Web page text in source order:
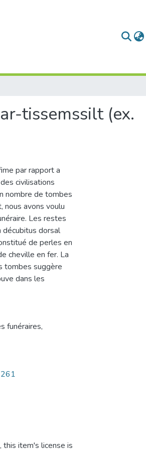
tissemssilt (ex.
par rapport a
civilisations
nombre de tombes
avons voulu
Les restes
dorsal
de perles en
cheville en fer. La
tombes suggère
dans les
funéraires,
item's license is